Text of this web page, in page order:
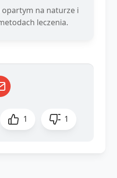
na naturze i
leczenia.
1 1